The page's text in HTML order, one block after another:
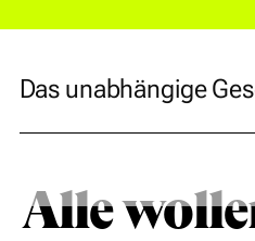
Das unabhängige
Alle